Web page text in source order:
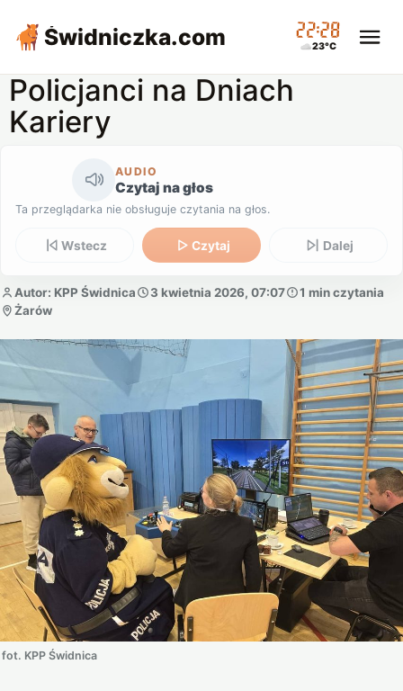
Świdniczka.com 22:28
23°C
Policjanci na Dniach
Kariery
AUDIO
Czytaj na głos
Ta przeglądarka nie obsługuje czytania na głos.
Wstecz Czytaj Dalej
Autor: KPP Świdnica 3 kwietnia 2026, 07:07
1 min czytania
Żarów
fot. KPP Świdnica